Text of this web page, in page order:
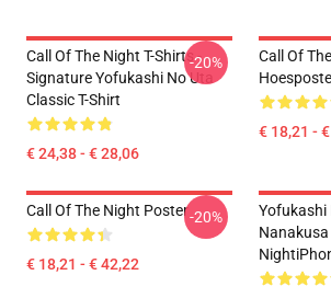
Call Of The Night T-Shirts -
Signature Yofukashi No Uta
Classic T-Shirt
€ 24,38 - € 28,06
-20%
Call Of
€ 18,21 -
Call Of The Night Poster
€ 18,21 - € 42,22
-20%
Yofukashi
Nanakusa